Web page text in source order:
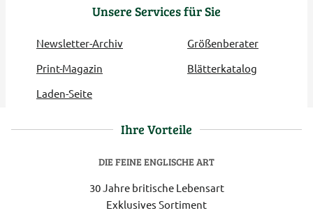
Unsere Services für Sie
Newsletter-Archiv
Größenberater
Print-Magazin
Blätterkatalog
Laden-Seite
Ihre Vorteile
DIE FEINE ENGLISCHE ART
30 Jahre britische Lebensart
Exklusives Sortiment